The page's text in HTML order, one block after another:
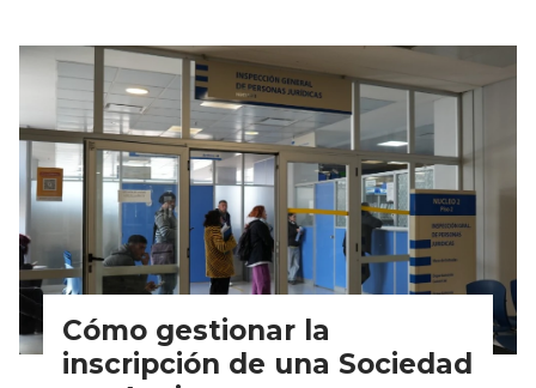
Cómo gestionar la
inscripción de una Sociedad